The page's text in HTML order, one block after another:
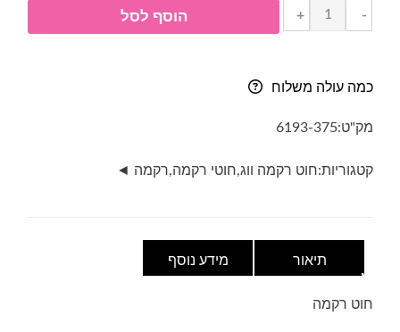
-
כמות
של
ווג
+ הוסף לסל
כמה עולה משלוח
מק"ט:6193-375
קטגוריות:חוט רקמה ווג,חוטי רקמה,רקמה ◄
תיאור מידע נוסף
חוט רקמה